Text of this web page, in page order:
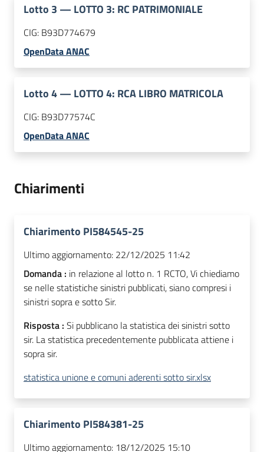
Lotto 3 — LOTTO 3: RC PATRIMONIALE
CIG: B93D774679
OpenData ANAC
Lotto4— LOTTO 4: RCA LIBRO MATRICOLA
CIG: B93D77574C
OpenData ANAC
Chiarimenti
Chiarimento PI584545-25
Ultimo aggiornamento: 22/12/2025 11:42
Domanda : in relazione al lotto n. 1 RCTO, Vi chiediamo
se nelle statistiche sinistri pubblicati, siano compresi i
sinistri sopra e sotto Sir.
Risposta : Si pubblicano la statistica dei sinistri sotto
sir. La statistica precedentemente pubblicata attiene i
sopra sir.
statistica unione e comuni aderenti sotto sir.xlsx
Chiarimento PI584381-25
Ultimo aggiornamento: 18/12/2025 15:10